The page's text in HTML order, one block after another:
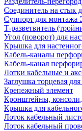
Соединитель на стык
Суппорт для
Т-разветвитель
Угол (поворот) для
Крышка для
Кабель-каналы
Кабель-канал
Лотки кабельные и
Заглушка торцевая
Крепежный элемент
Кронштейны,
Крышка для
Лоток кабельный
Лоток кабельный